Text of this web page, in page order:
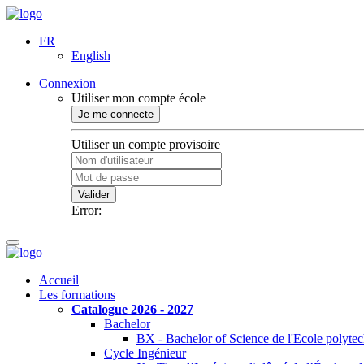
FR
English
Connexion
Utiliser mon compte école
Je me connecte
Utiliser un compte provisoire
Valider
Error:
Accueil
Les formations
Catalogue 2026 - 2027
Bachelor
BX - Bachelor of Science de l'Ecole
Cycle Ingénieur